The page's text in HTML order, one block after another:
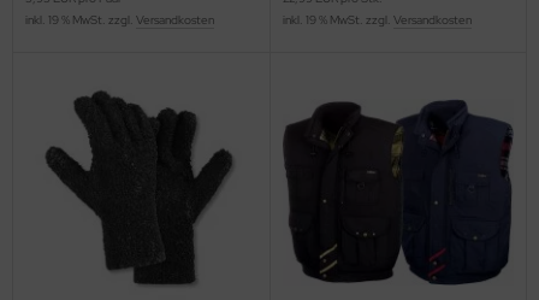
inkl. 19 % MwSt. zzgl. Versandkosten
inkl. 19 % MwSt. zzgl. Versandkosten